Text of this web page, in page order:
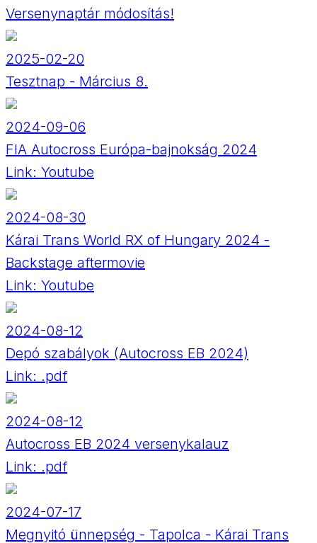
Versenynaptár módosítás!
2025-02-20
Tesztnap - Március 8.
2024-09-06
FIA Autocross Európa-bajnokság 2024
Link: Youtube
2024-08-30
Kárai Trans World RX of Hungary 2024 -
Backstage aftermovie
Link: Youtube
2024-08-12
Depó szabályok (Autocross EB 2024)
Link: .pdf
2024-08-12
Autocross EB 2024 versenykalauz
Link: .pdf
2024-07-17
Megnyitó ünnepség - Tapolca - Kárai Trans